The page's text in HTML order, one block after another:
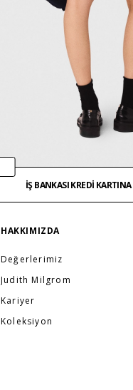
İŞ BANKASI KREDİ
…
HAKKIMIZDA
Değerlerimiz
Judith Milgrom
Kariyer
Koleksiyon